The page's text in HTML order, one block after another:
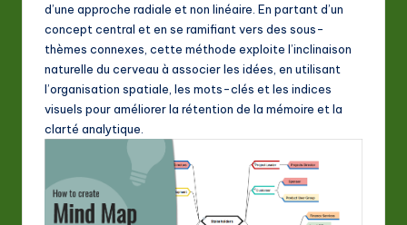
in
A
&
d’une approche radiale et non linéaire. En partant d’un
concept central et en se ramifiant vers des sous-
thèmes connexes, cette méthode exploite l’inclinaison
naturelle du cerveau à associer les idées, en utilisant
l’organisation spatiale, les mots-clés et les indices
visuels pour améliorer la rétention de la mémoire et la
clarté analytique.